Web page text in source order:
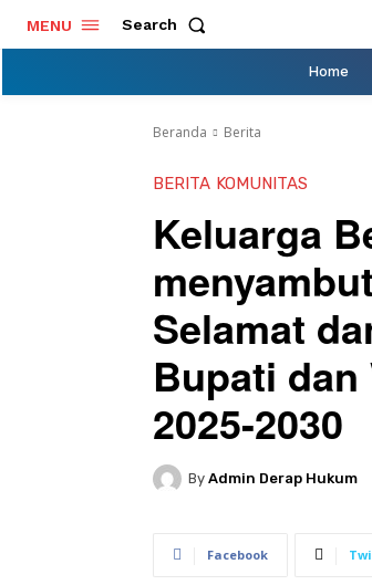
MENU Search
Home
Beranda Berita
BERITA KOMUNITAS
Keluarga
Selamat
Bupati
2025-2030
By Admin Derap Hukum
Facebook